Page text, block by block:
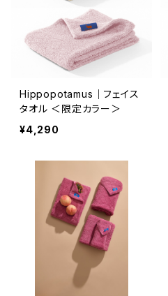
Hippopotamus｜フェイス
タオル ＜限定カラー＞
¥4,290